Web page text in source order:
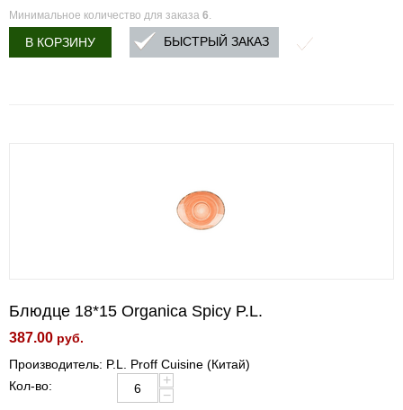
Минимальное количество для заказа 6.
В КОРЗИНУ БЫСТРЫЙ ЗАКАЗ
Блюдце 18*15 Organica Spicy P.L.
387.00 руб.
Производитель: P.L. Proff Cuisine (Китай)
Кол-во:
+
−